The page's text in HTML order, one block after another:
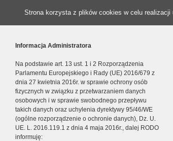
Strona korzysta z plików cookies w celu realizacji
Informacja Administratora
Na podstawie art. 13 ust. 1 i 2 Rozporządzenia
Parlamentu Europejskiego i Rady (UE) 2016/679 z
dnia 27 kwietnia 2016r. w sprawie ochrony osób
fizycznych w związku z przetwarzaniem danych
osobowych i w sprawie swobodnego przepływu
takich danych oraz uchylenia dyrektywy 95/46/WE
(ogólne rozporządzenie o ochronie danych), Dz. U.
UE. L. 2016.119.1 z dnia 4 maja 2016r., dalej RODO
informuję: